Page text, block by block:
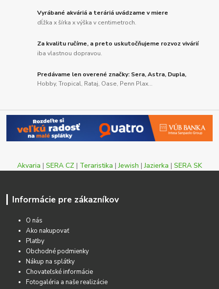
Vyrábané akváriá a teráriá uvádzame v miere
dĺžka x šírka x výška v centimetroch.
Za kvalitu ručíme, a preto uskutočňujeme rozvoz vivárií
iba vlastnou dopravou.
Predávame len overené značky: Sera, Astra, Dupla,
Hobby, Tropical, Rataj, Oase, Penn Plax...
Akvaria | SERA CZ | Teraristika |Jewish |Jazierka | SERA SK
Informácie pre zákazníkov
O nás
Ako nakupovať
Platby
Obchodné podmienky
Nákup na splátky
Chovateľské informácie
Fotogaléria a naše realizácie